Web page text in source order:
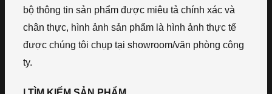
bộ thông tin sản phẩm được miêu tả chính xác và
chân thực, hình ảnh sản phẩm là hình ảnh thực tế
được chúng tôi chụp tại showroom/văn phòng công
ty.